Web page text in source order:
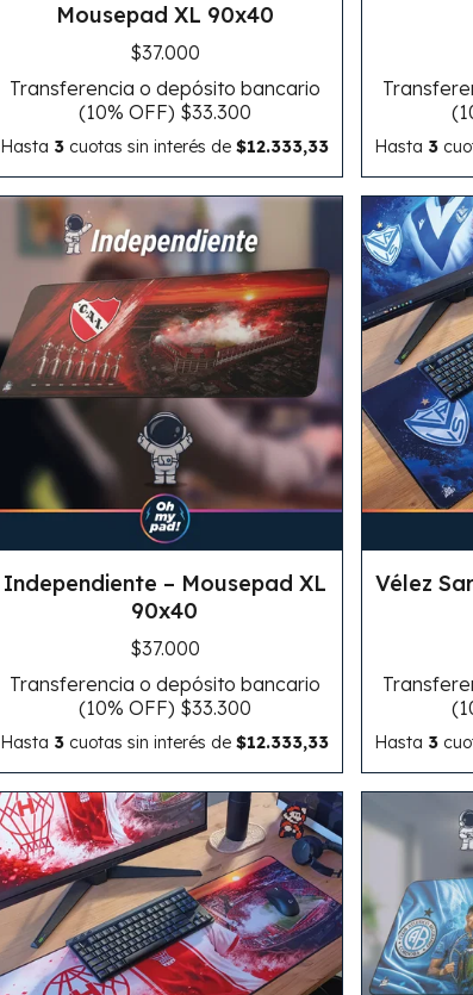
Mousepad XL 90x40
$37.000
Transferencia o depósito bancario
(10% OFF) $33.300
Hasta 3 cuotas sin interés de$12.333,33 Hasta 3
Independiente – Mousepad XL
90x40
$37.000
Transferencia o depósito bancario
(10% OFF) $33.300
Hasta 3 cuotas sin interés de$12.333,33
Vélez
Hasta 3